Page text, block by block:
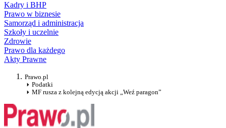
Kadry i BHP
Prawo w biznesie
Samorząd i administracja
Szkoły i uczelnie
Zdrowie
Prawo dla każdego
Akty Prawne
Prawo.pl
Podatki
MF rusza z kolejną edycją akcji „Weź paragon”